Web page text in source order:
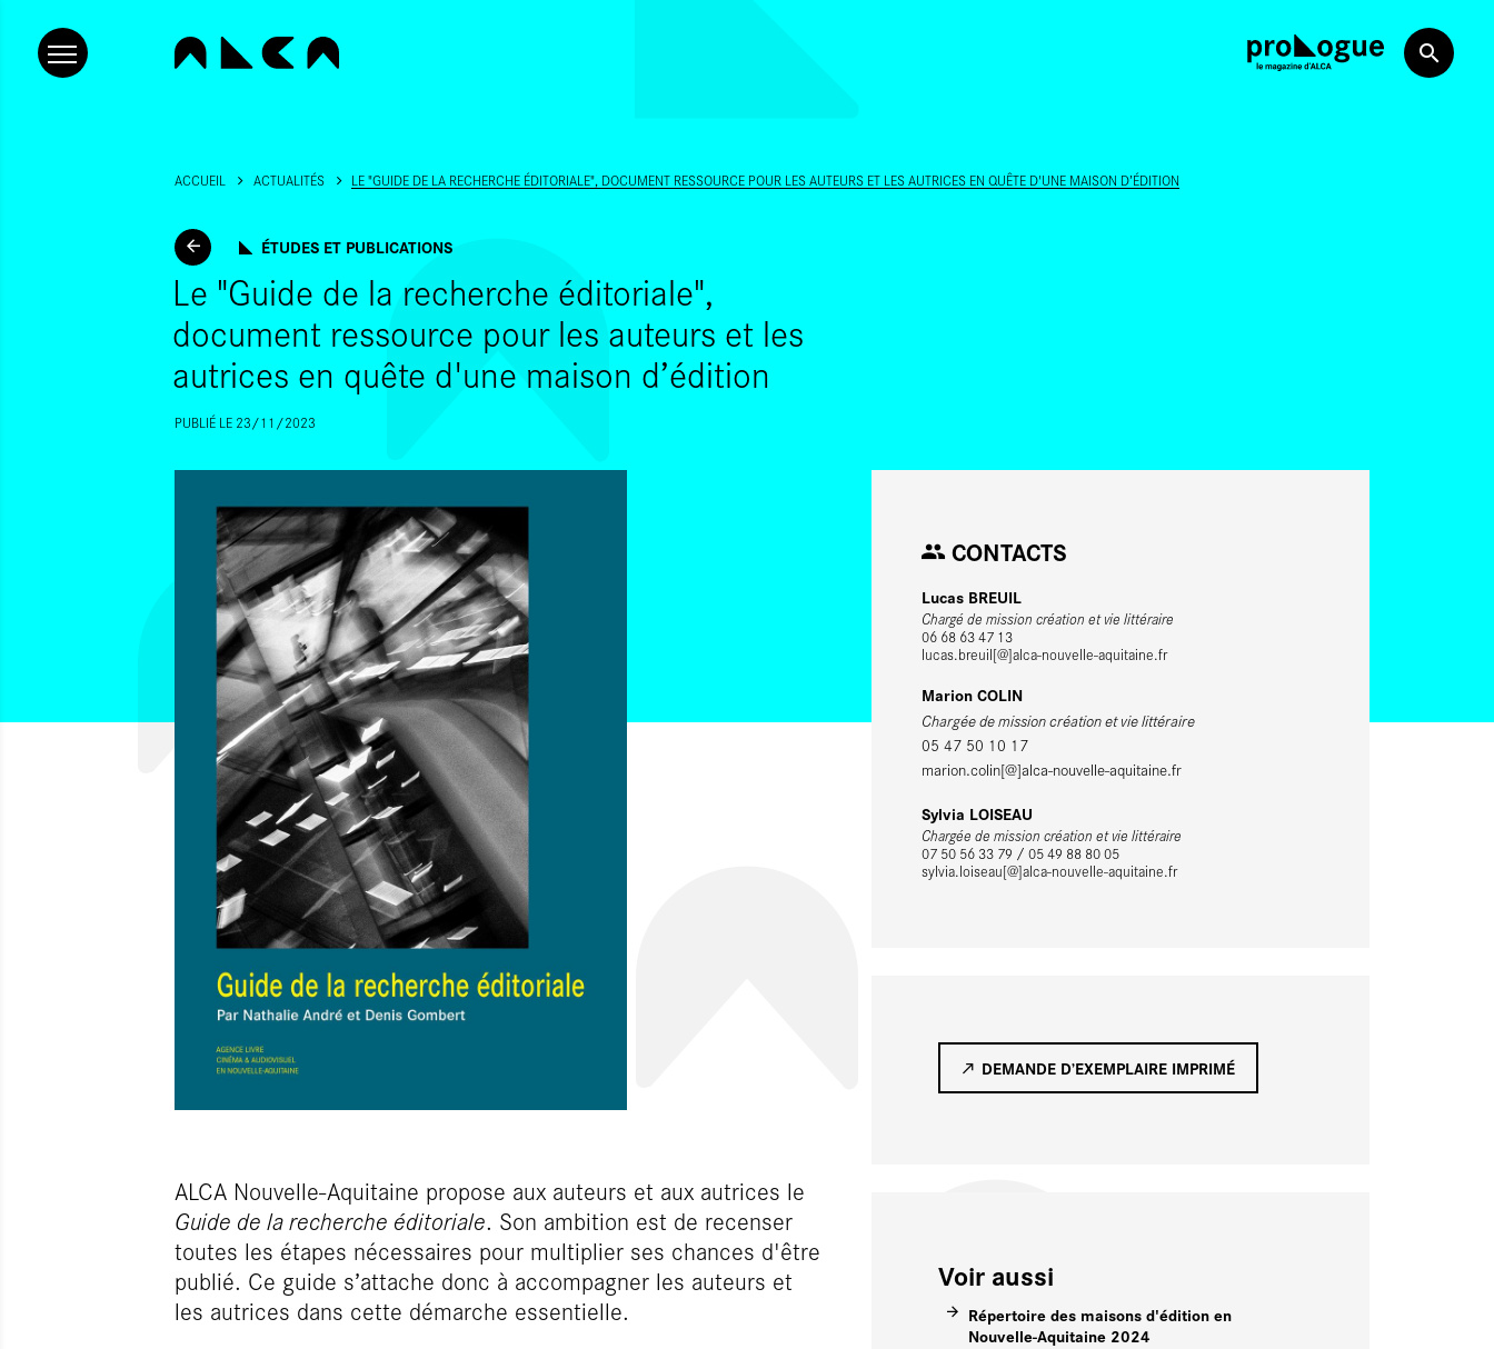
ACCUEIL ACTUALITÉS LE "GUIDE DE LA RECHERCHE ÉDITORIALE", DOCUMENT RESSOURCE POUR LES AUTEURS ET LES AUTRICES EN QUÊTE D'UNE MAISON D’ÉDITION
ÉTUDES ET PUBLICATIONS
Le "Guide de la recherche éditoriale",
document ressource pour les auteurs et les
autrices en quête d'une maison d’édition
PUBLIÉ LE 23/11/2023
ALCA Nouvelle-Aquitaine propose aux auteurs et aux autrices le
Guide de la recherche éditoriale. Son ambition est de recenser
toutes les étapes nécessaires pour multiplier ses chances d'être
publié. Ce guide s’attache donc à accompagner les auteurs et
les autrices dans cette démarche essentielle.
CONTACTS
Lucas BREUIL
Chargé de mission création et vie littéraire
06 68 63 47 13
lucas.breuil[@]alca-nouvelle-aquitaine.fr
Marion COLIN
Chargée de mission création et vie littéraire
05 47 50 10 17
marion.colin[@]alca-nouvelle-aquitaine.fr
Sylvia LOISEAU
Chargée de mission création et vie littéraire
07 50 56 33 79 / 05 49 88 80 05
sylvia.loiseau[@]alca-nouvelle-aquitaine.fr
DEMANDE D’EXEMPLAIRE IMPRIMÉ
Voir aussi
Répertoire des maisons d'édition en
Nouvelle-Aquitaine 2024